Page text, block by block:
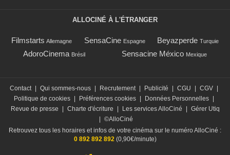
ALLOCINÉ À L'ÉTRANGER
Filmstarts Allemagne SensaCine Espagne Beyazperde Turquie
AdoroCinema Brésil Sensacine México Mexique
Contact Qui sommes-nous Recrutement Publicité CGU CGV
Politique de cookies
Préférences cookies Données Personnelles
Revue de presse
Charte d'écriture Les services AlloCiné
Gérer Utiq
©AlloCiné
Retrouvez tous les horaires et infos de votre cinéma sur le numéro AlloCiné :
0 892 892 892(0,90€/minute)